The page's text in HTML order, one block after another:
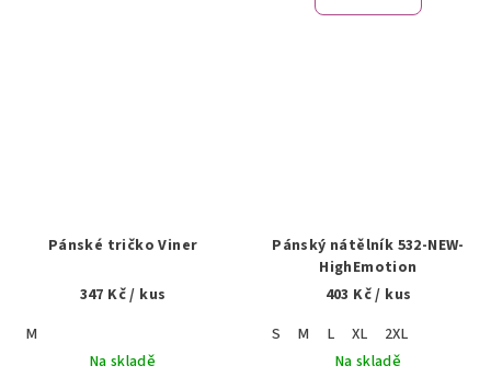
Pánské tričko Viner
347 Kč/ kus
M
Na skladě
Pánský nátělník 532-NEW-
HighEmotion
403 Kč/ kus
S
M L XL
2XL
Na skladě